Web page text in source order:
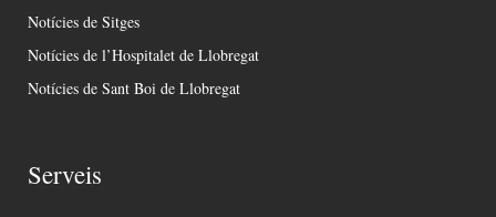
Notícies de Sitges
Notícies de l’Hospitalet de Llobregat
Notícies de Sant Boi de Llobregat
Serveis